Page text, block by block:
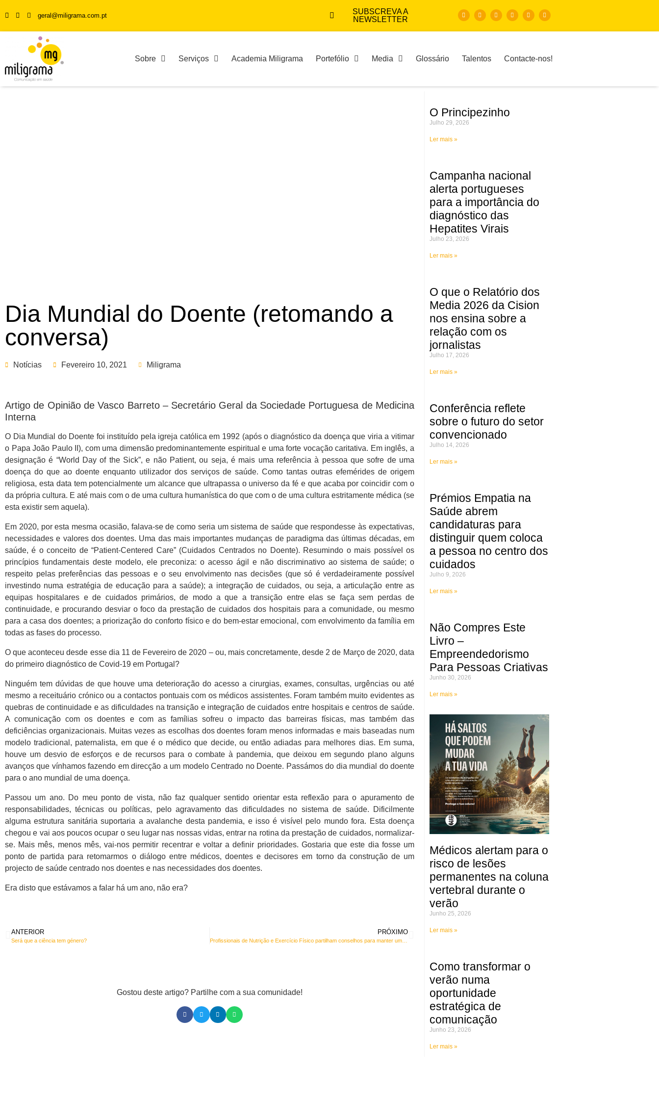
geral@miligrama.com.pt
SUBSCREVA A
NEWSLETTER
Sobre Serviços Academia Miligrama Portefólio Media Glossário Talentos Contacte-nos!
Dia Mundial do Doente (retomando a
conversa)
Notícias Fevereiro 10, 2021 Miligrama
Artigo de Opinião de Vasco Barreto – Secretário Geral da Sociedade Portuguesa de Medicina
Interna
O Dia Mundial do Doente foi instituído pela igreja católica em 1992 (após o diagnóstico da doença que viria a vitimar
o Papa João Paulo II), com uma dimensão predominantemente espiritual e uma forte vocação caritativa. Em inglês, a
designação é “World Day of the Sick”, e não Patient, ou seja, é mais uma referência à pessoa que sofre de uma
doença do que ao doente enquanto utilizador dos serviços de saúde. Como tantas outras efemérides de origem
religiosa, esta data tem potencialmente um alcance que ultrapassa o universo da fé e que acaba por coincidir com o
da própria cultura. E até mais com o de uma cultura humanística do que com o de uma cultura estritamente médica (se
esta existir sem aquela).
Em 2020, por esta mesma ocasião, falava-se de como seria um sistema de saúde que respondesse às expectativas,
necessidades e valores dos doentes. Uma das mais importantes mudanças de paradigma das últimas décadas, em
saúde, é o conceito de “Patient-Centered Care” (Cuidados Centrados no Doente). Resumindo o mais possível os
princípios fundamentais deste modelo, ele preconiza: o acesso ágil e não discriminativo ao sistema de saúde; o
respeito pelas preferências das pessoas e o seu envolvimento nas decisões (que só é verdadeiramente possível
investindo numa estratégia de educação para a saúde); a integração de cuidados, ou seja, a articulação entre as
equipas hospitalares e de cuidados primários, de modo a que a transição entre elas se faça sem perdas de
continuidade, e procurando desviar o foco da prestação de cuidados dos hospitais para a comunidade, ou mesmo
para a casa dos doentes; a priorização do conforto físico e do bem-estar emocional, com envolvimento da família em
todas as fases do processo.
O que aconteceu desde esse dia 11 de Fevereiro de 2020 – ou, mais concretamente, desde 2 de Março de 2020, data
do primeiro diagnóstico de Covid-19 em Portugal?
Ninguém tem dúvidas de que houve uma deterioração do acesso a cirurgias, exames, consultas, urgências ou até
mesmo a receituário crónico ou a contactos pontuais com os médicos assistentes. Foram também muito evidentes as
quebras de continuidade e as dificuldades na transição e integração de cuidados entre hospitais e centros de saúde.
A comunicação com os doentes e com as famílias sofreu o impacto das barreiras físicas, mas também das
deficiências organizacionais. Muitas vezes as escolhas dos doentes foram menos informadas e mais baseadas num
modelo tradicional, paternalista, em que é o médico que decide, ou então adiadas para melhores dias. Em suma,
houve um desvio de esforços e de recursos para o combate à pandemia, que deixou em segundo plano alguns
avanços que vínhamos fazendo em direcção a um modelo Centrado no Doente. Passámos do dia mundial do doente
para o ano mundial de uma doença.
Passou um ano. Do meu ponto de vista, não faz qualquer sentido orientar esta reflexão para o apuramento de
responsabilidades, técnicas ou políticas, pelo agravamento das dificuldades no sistema de saúde. Dificilmente
alguma estrutura sanitária suportaria a avalanche desta pandemia, e isso é visível pelo mundo fora. Esta doença
chegou e vai aos poucos ocupar o seu lugar nas nossas vidas, entrar na rotina da prestação de cuidados, normalizar-
se. Mais mês, menos mês, vai-nos permitir recentrar e voltar a definir prioridades. Gostaria que este dia fosse um
ponto de partida para retomarmos o diálogo entre médicos, doentes e decisores em torno da construção de um
projecto de saúde centrado nos doentes e nas necessidades dos doentes.
Era disto que estávamos a falar há um ano, não era?
ANTERIOR
Será que a ciência tem género?
PRÓXIMO
Gostou deste artigo? Partilhe com a sua comunidade!
O Principezinho
Julho 29, 2026
Ler mais »
Campanha nacional
alerta portugueses
para a importância do
diagnóstico das
Hepatites Virais
Julho 23, 2026
Ler mais »
O que o Relatório dos
Media 2026 da Cision
nos ensina sobre a
relação com os
jornalistas
Julho 17, 2026
Ler mais »
Conferência reflete
sobre o futuro do setor
convencionado
Julho 14, 2026
Ler mais »
Prémios Empatia na
Saúde abrem
candidaturas para
distinguir quem coloca
a pessoa no centro dos
cuidados
Julho 9, 2026
Ler mais »
Não Compres Este
Livro –
Empreendedorismo
Para Pessoas Criativas
Junho 30, 2026
Ler mais »
Médicos alertam para o
risco de lesões
permanentes na coluna
vertebral durante o
verão
Junho 25, 2026
Ler mais »
Como transformar o
verão numa
oportunidade
estratégica de
comunicação
Junho 23, 2026
Ler mais »